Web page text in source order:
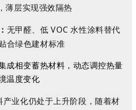
薄层实现强效隔热
无甲醛、低 VOC 水性涂料替代
合绿色建材标准
成相变蓄热材料，动态调控热量
温度变化
产业化仍处于上升阶段，随着材